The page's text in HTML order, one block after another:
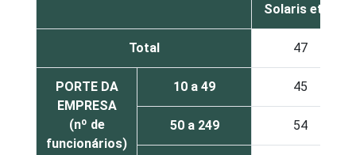
Solaris etc.)
Total 47
PORTE DA
EMPRESA
(nº de
funcionários)
10 a 49 45
50 a 249 54